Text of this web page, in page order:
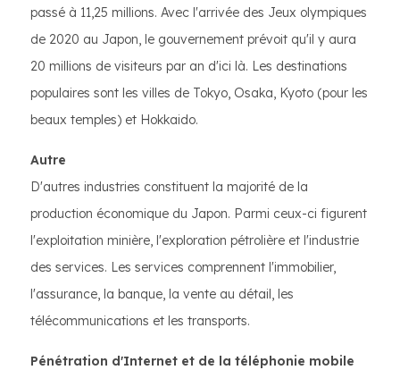
passé à 11,25 millions. Avec l'arrivée des Jeux olympiques
de 2020 au Japon, le gouvernement prévoit qu'il y aura
20 millions de visiteurs par an d'ici là. Les destinations
populaires sont les villes de Tokyo, Osaka, Kyoto (pour les
beaux temples) et Hokkaido.
Autre
D'autres industries constituent la majorité de la
production économique du Japon. Parmi ceux-ci figurent
l'exploitation minière, l'exploration pétrolière et l'industrie
des services. Les services comprennent l'immobilier,
l'assurance, la banque, la vente au détail, les
télécommunications et les transports.
Pénétration d'Internet et de la téléphonie mobile